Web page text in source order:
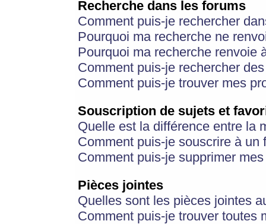
Recherche dans les forums
Comment puis-je rechercher
Pourquoi ma recherche ne
Pourquoi ma recherche renvoie
Comment puis-je rechercher
Comment puis-je trouver mes
Souscription de sujets et
Quelle est la différence entre la
Comment puis-je souscrire à
Comment puis-je supprimer
Pièces jointes
Quelles sont les pièces jointes
Comment puis-je trouver toutes